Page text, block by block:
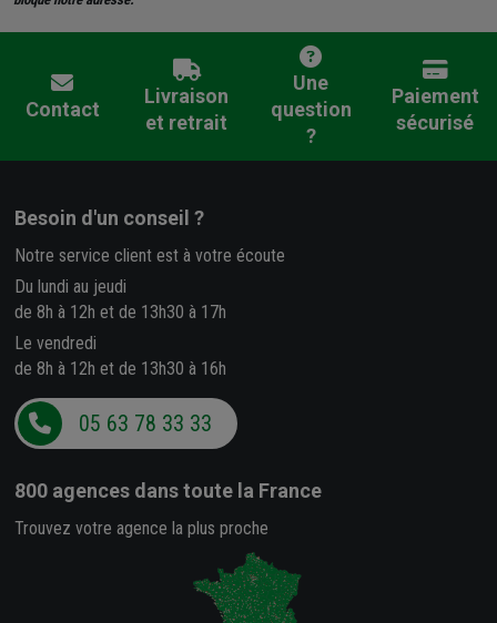
Contact
Livraison
et retrait
Une
question
?
Paiement
sécurisé
Besoin d'un conseil ?
Notre service client est à votre écoute
Du lundi au jeudi
de 8h à 12h et de 13h30 à 17h
Le vendredi
de 8h à 12h et de 13h30 à 16h
05 63 78 33 33
800 agences dans toute la France
Trouvez votre agence la plus proche